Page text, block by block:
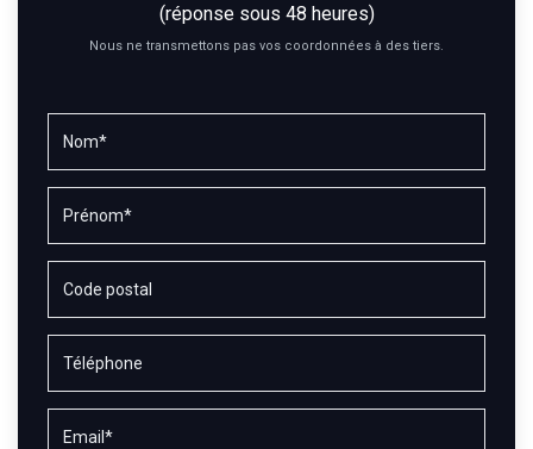
(réponse sous 48 heures)
Nous ne transmettons pas vos coordonnées à des tiers.